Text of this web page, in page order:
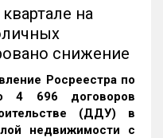
на
снижение
Росреестра по
4 696 договоров
(ДДУ) в
недвижимости с